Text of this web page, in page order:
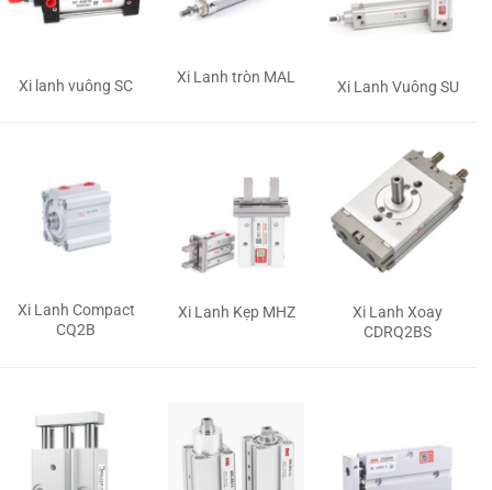
Xi lanh vuông SC Xi Lanh tròn MAL
Xi Lanh Vuông SU
Xi Lanh Compact
CQ2B
Xi Lanh Kẹp MHZ
Xi Lanh Xoay
CDRQ2BS